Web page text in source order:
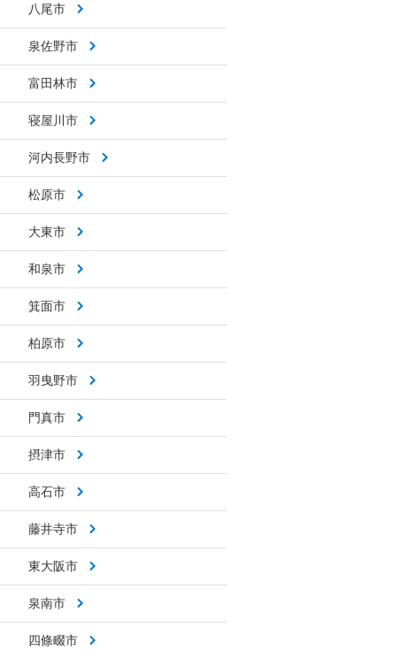
八尾市
泉佐野市
富田林市
寝屋川市
河内長野市
松原市
大東市
和泉市
箕面市
柏原市
羽曳野市
門真市
摂津市
高石市
藤井寺市
東大阪市
泉南市
四條畷市